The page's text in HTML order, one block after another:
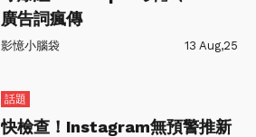
廣告詞瘋傳
影憶小腦袋 13 Aug,25
話題
快檢查！Instagram無預警推新